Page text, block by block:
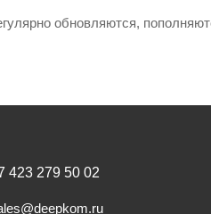
обновляются,
423 279 50 02